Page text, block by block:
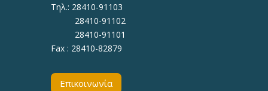
Τηλ.: 28410-91103
28410-91102
28410-91101
Fax : 28410-82879
Επικοινωνία